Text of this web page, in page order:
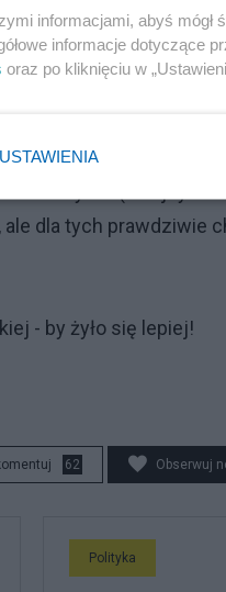
osobistej
publiczne; czas
służy jakimś
rozrywki (kolejny
dla tych prawdziwie
- by żyło się lepiej!
62 Obserwuj
Polityka
informacjami, abyś
informacje dotyczące
oraz po kliknięciu w
USTAWIENIA